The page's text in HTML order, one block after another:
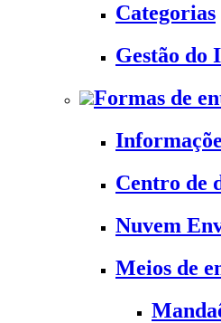
Categorias
Gestão do
Formas de
Centro de
Nuvem
Meios de